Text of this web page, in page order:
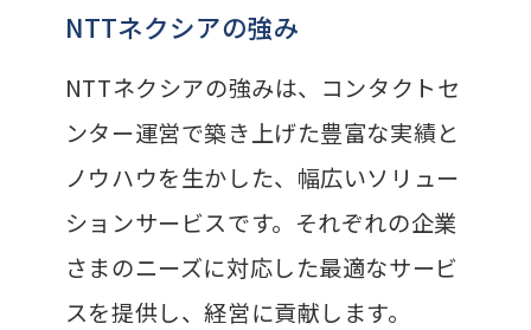
NTTネクシアの強み
NTTネクシアの強みは、コンタクトセ
ンター運営で築き上げた豊富な実績と
ノウハウを生かした、幅広いソリュー
ションサービスです。それぞれの企業
さまのニーズに対応した最適なサービ
スを提供し、経営に貢献します。